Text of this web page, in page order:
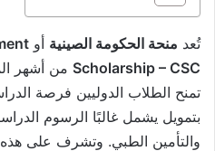
تُعد منحة الحكومة الصينية أو
Scholarship – CSC من أشهر
تمنح الطلاب الدوليين فرصة
بتمويل يشمل غالبًا الرسوم
والتأمين الطبي. وتشرف على هذه